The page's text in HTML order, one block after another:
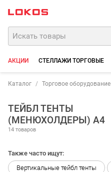
АКЦИИ СТЕЛЛАЖИ ТОРГОВЫЕ
Каталог Торговое оборудование
ТЕЙБЛ ТЕНТЫ
(МЕНЮХОЛДЕРЫ) А4
14 товаров
Также часто ищут:
Вертикальные тейбл тенты